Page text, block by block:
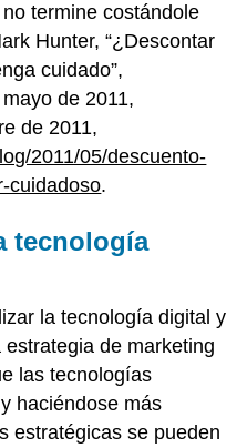
termine costándole
Hunter, “¿Descontar
cuidado”,
de 2011,
de 2011,
2011/05/descuento-
cuidadoso.
tecnología
la tecnología digital y
de marketing
las tecnologías
haciéndose más
estratégicas se pueden